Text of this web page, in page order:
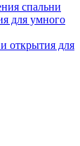
спальни
для умного
открытия для